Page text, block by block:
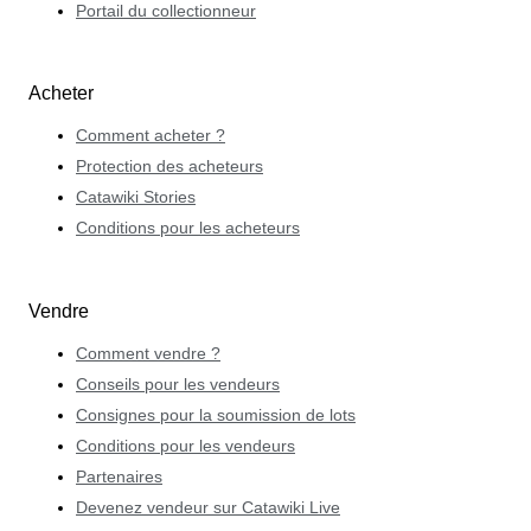
Portail du collectionneur
Acheter
Comment acheter ?
Protection des acheteurs
Catawiki Stories
Conditions pour les acheteurs
Vendre
Comment vendre ?
Conseils pour les vendeurs
Consignes pour la soumission de lots
Conditions pour les vendeurs
Partenaires
Devenez vendeur sur Catawiki Live